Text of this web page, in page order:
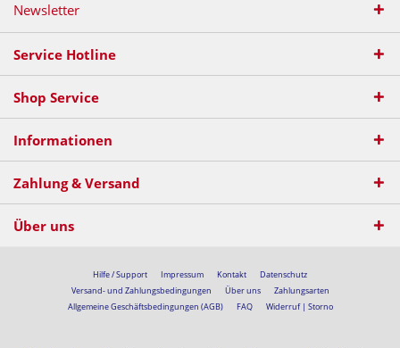
Newsletter
Service Hotline
Shop Service
Informationen
Zahlung & Versand
Über uns
Hilfe / Support Impressum Kontakt
Datenschutz
Versand- und Zahlungsbedingungen
Über uns
Zahlungsarten
Allgemeine Geschäftsbedingungen (AGB)
FAQ Widerruf | Storno